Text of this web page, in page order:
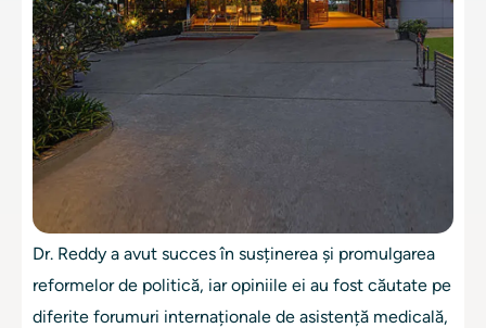
Dr. Reddy a avut succes în susținerea și promulgarea
reformelor de politică, iar opiniile ei au fost căutate pe
diferite forumuri internaționale de asistență medicală,